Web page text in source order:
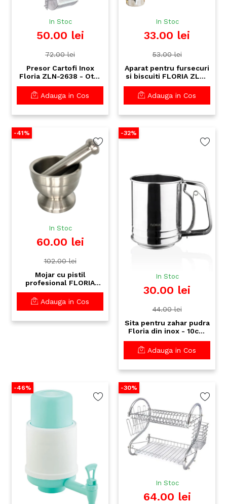
In Stoc
50.00 lei
72.00 lei
Presor Cartofi Inox
Floria ZLN-2638 - Otel
30x10cm
Adauga in Cos
In Stoc
33.00 lei
53.00 lei
Aparat pentru fursecuri
si biscuiti FLORIA ZLN-
20 forme si 4 palnii
ornare
Adauga in Cos
-41%
In Stoc
60.00 lei
102.00 lei
Mojar cu pistil
profesional FLORIA
ZLN-2645 - inox
premium, diametru
10cm, suport
Adauga in Cos
-32%
In Stoc
30.00 lei
44.00 lei
Sita pentru zahar pudra
Floria din inox - 10cm
pentru prajituri si
deserturi
Adauga in Cos
-46% -30%
In Stoc
64.00 lei